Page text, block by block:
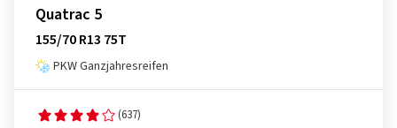
Quatrac 5
155/70 R13 75T
PKW Ganzjahresreifen
(637)